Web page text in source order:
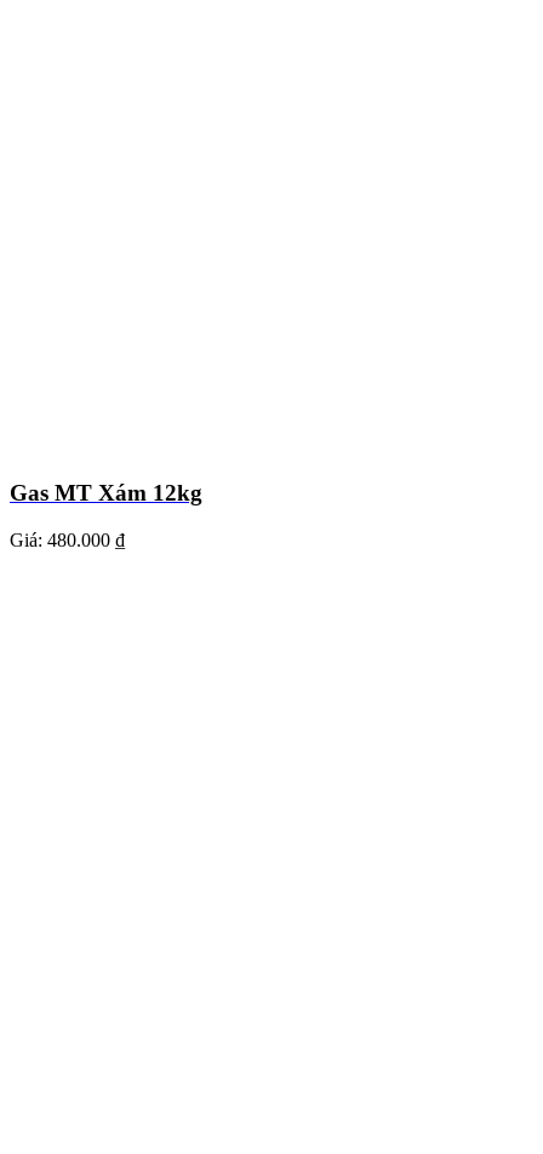
Gas MT Xám 12kg
Giá: 480.000 ₫